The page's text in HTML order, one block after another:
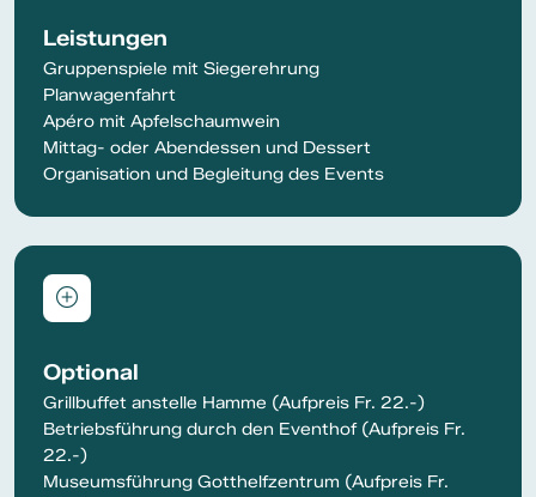
Leistungen
Gruppenspiele mit Siegerehrung
Planwagenfahrt
Apéro mit Apfelschaumwein
Mittag- oder Abendessen und Dessert
Organisation und Begleitung des Events
Optional
Grillbuffet anstelle Hamme (Aufpreis Fr. 22.-)
Betriebsführung durch den Eventhof (Aufpreis Fr.
22.-)
Museumsführung Gotthelfzentrum (Aufpreis Fr.